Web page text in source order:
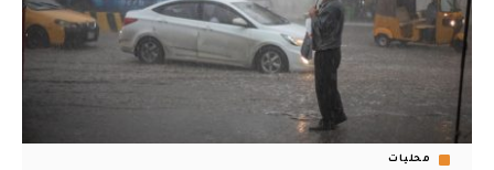
محليات